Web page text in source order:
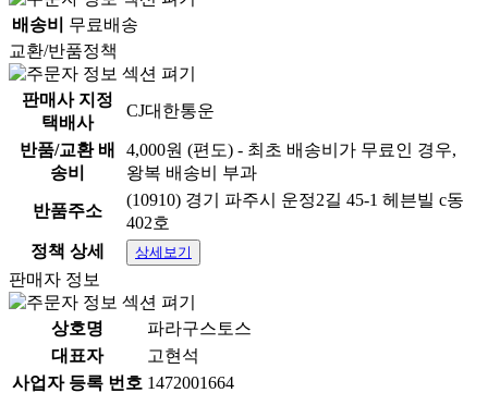
상품 정보고시
항목
품명 및 모델명
법에 의한 인증·허가
등을 받았음을 확인할
수 있는 경우 그에 대
법에 의한 인증·허가 등을 받
그에 대한 사항:상세정보별
배송비
무료배송
교환/반품정책
판매사 지정
택배사
CJ대한통운
반품/교환 배
송비
4,000원 (편도) - 최초 배송비가 무료인 경우,
왕복 배송비 부과
반품주소
(10910) 경기 파주시 운정2길 45-1 헤븐빌 c동
402호
정책 상세
상세보기
판매자 정보
상호명
파라구스토스
대표자
고현석
사업자 등록 번호 1472001664